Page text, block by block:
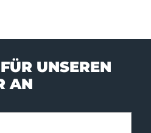
UNSEREN
AN